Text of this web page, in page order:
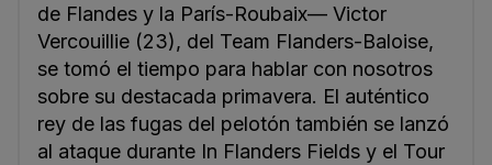
de Flandes y la París-Roubaix— Victor
Vercouillie (23), del Team Flanders-Baloise,
se tomó el tiempo para hablar con nosotros
sobre su destacada primavera. El auténtico
rey de las fugas del pelotón también se lanzó
al ataque durante In Flanders Fields y el Tour